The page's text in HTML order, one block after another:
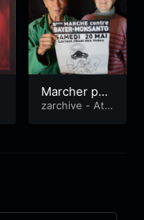
Marcher pou
r le vivant
zarchive - Atm